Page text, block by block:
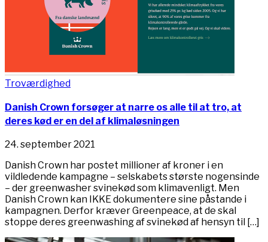
Troværdighed
Danish Crown forsøger at narre os alle til at tro, at
deres kød er en del af klimaløsningen
24. september 2021
Danish Crown har postet millioner af kroner i en
vildledende kampagne – selskabets største nogensinde
– der greenwasher svinekød som klimavenligt. Men
Danish Crown kan IKKE dokumentere sine påstande i
kampagnen. Derfor kræver Greenpeace, at de skal
stoppe deres greenwashing af svinekød af hensyn til […]